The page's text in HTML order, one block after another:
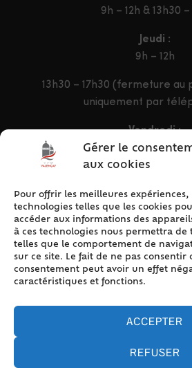
Gérer le
aux cookies
Pour offrir les meilleures expériences,
technologies telles que les cookies
accéder aux informations des
à ces technologies nous permettra de
telles que le comportement de
sur ce site. Le fait de ne pas consentir
consentement peut avoir un effet
caractéristiques et fonctions.
ACCEPTER
REFUSER
9h – 12h & 13h30 –
Jeudi :
9h – 12h
13h30 – 17h30 (fermeture au
uniquement par
Vendredi :
9h – 12h & 13h30 –
ACCÈS
Accueil
Contact
Plan du site
Mentions
Politique de cookies